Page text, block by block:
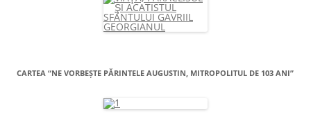
CARTEA “NE VORBEŞTE PĂRINTELE AUGUSTIN, MITROPOLITUL DE 103 ANI”